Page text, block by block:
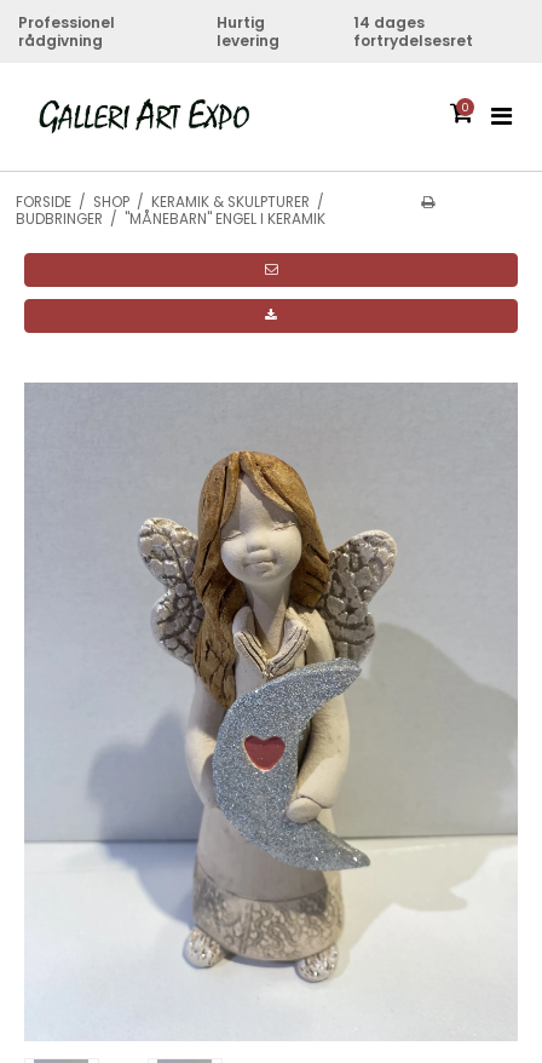
Professionel
rådgivning
Hurtig
levering
14 dages
fortrydelsesret
0
FORSIDE / SHOP / KERAMIK & SKULPTURER /
BUDBRINGER / "MÅNEBARN" ENGEL I KERAMIK